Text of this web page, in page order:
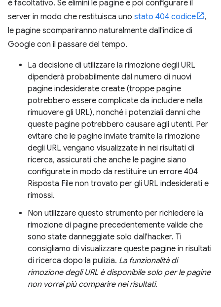
è facoltativo. Se elimini le pagine e poi configurare il
server in modo che restituisca uno stato 404 codice
,
le pagine scompariranno naturalmente dall'indice di
Google con il passare del tempo.
La decisione di utilizzare la rimozione degli URL
dipenderà probabilmente dal numero di nuovi
pagine indesiderate create (troppe pagine
potrebbero essere complicate da includere nella
rimuovere gli URL), nonché i potenziali danni che
queste pagine potrebbero causare agli utenti. Per
evitare che le pagine inviate tramite la rimozione
degli URL vengano visualizzate in nei risultati di
ricerca, assicurati che anche le pagine siano
configurate in modo da restituire un errore 404
Risposta File non trovato per gli URL indesiderati e
rimossi.
Non utilizzare questo strumento per richiedere la
rimozione di pagine precedentemente valide che
sono state danneggiate solo dall'hacker. Ti
consigliamo di visualizzare queste pagine in risultati
di ricerca dopo la pulizia. La funzionalità di
rimozione degli URL è disponibile solo per le pagine
non vorrai più comparire nei risultati.